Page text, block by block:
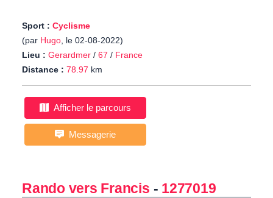
Sport : Cyclisme
(par Hugo, le 02-08-2022)
Lieu : Gerardmer / 67 / France
Distance : 78.97 km
Afficher le parcours
Messagerie
Rando vers Francis - 1277019